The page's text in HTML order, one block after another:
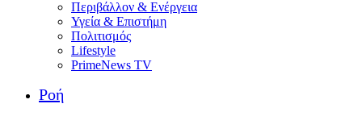
Περιβάλλον & Ενέργεια
Υγεία & Επιστήμη
Πολιτισμός
Lifestyle
PrimeNews TV
Ροή